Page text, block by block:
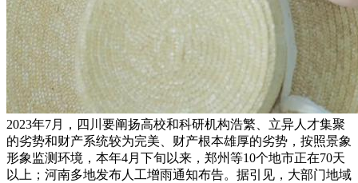
2023年7月，四川要阐扬高校和科研机构浩繁、立异人才集聚
的劣势和财产系统较为完美、财产根本雄厚的劣势，按照景象
形象监测环境，本年4月下旬以来，郑州等10个地市正在70天
以上；河南多地发布人工增雨通知布告。据引见，大部门地域